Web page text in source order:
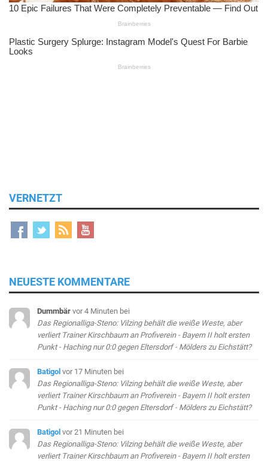
VERNETZT
NEUESTE KOMMENTARE
Dummbär vor 4 Minuten bei
Das Regionalliga-Steno: Vilzing behält die weiße Weste, aber
verliert Trainer Kirschbaum an Profiverein - Bayern II holt ersten
Punkt - Haching nur 0:0 gegen Eltersdorf - Mölders zu Eichstätt?
Batigol vor 17 Minuten bei
Das Regionalliga-Steno: Vilzing behält die weiße Weste, aber
verliert Trainer Kirschbaum an Profiverein - Bayern II holt ersten
Punkt - Haching nur 0:0 gegen Eltersdorf - Mölders zu Eichstätt?
Batigol vor 21 Minuten bei
Das Regionalliga-Steno: Vilzing behält die weiße Weste, aber
verliert Trainer Kirschbaum an Profiverein - Bayern II holt ersten